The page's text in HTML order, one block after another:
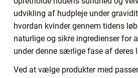
udvikling af hudpleje under
hvordan kvinder gennem tidens
naturlige og sikre ingredienser for
under denne særlige fase af deres
Ved at vælge produkter med